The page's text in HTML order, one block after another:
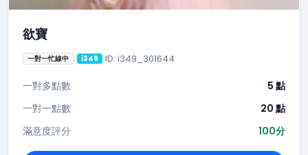
欲寶
一對一忙線中 i349 ID: i349_301644
一對多點數
5 點
一對一點數
20 點
滿意度評分
100分